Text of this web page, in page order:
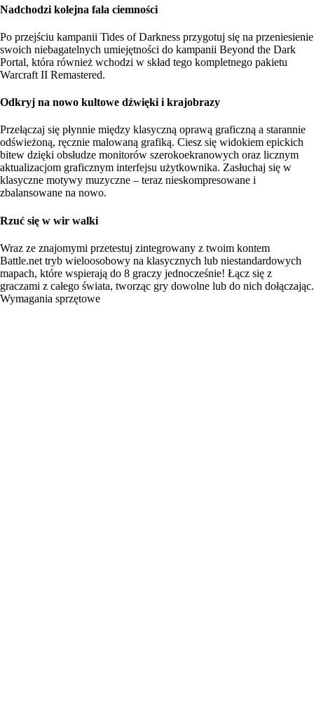
Nadchodzi kolejna fala ciemności
Po przejściu kampanii Tides of Darkness przygotuj się na przeniesienie
swoich niebagatelnych umiejętności do kampanii Beyond the Dark
Portal, która również wchodzi w skład tego kompletnego pakietu
Warcraft II Remastered.
Odkryj na nowo kultowe dźwięki i krajobrazy
Przełączaj się płynnie między klasyczną oprawą graficzną a starannie
odświeżoną, ręcznie malowaną grafiką. Ciesz się widokiem epickich
bitew dzięki obsłudze monitorów szerokoekranowych oraz licznym
aktualizacjom graficznym interfejsu użytkownika. Zasłuchaj się w
klasyczne motywy muzyczne – teraz nieskompresowane i
zbalansowane na nowo.
Rzuć się w wir walki
Wraz ze znajomymi przetestuj zintegrowany z twoim kontem
Battle.net tryb wieloosobowy na klasycznych lub niestandardowych
mapach, które wspierają do 8 graczy jednocześnie! Łącz się z
graczami z całego świata, tworząc gry dowolne lub do nich dołączając.
Wymagania sprzętowe